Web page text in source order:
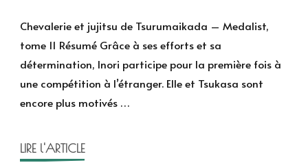
et
jujitsu
de
Tsurumaikada
–
Medalist
Chevalerie et jujitsu de Tsurumaikada – Medalist,
tome 11 Résumé Grâce à ses efforts et sa
détermination, Inori participe pour la première fois à
une compétition à l’étranger. Elle et Tsukasa sont
encore plus motivés …
LIRE l'ARTICLE